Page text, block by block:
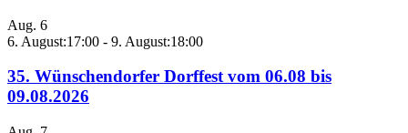
Aug. 6
6. August:17:00 - 9. August:18:00
35. Wünschendorfer Dorffest vom 06.08 bis
09.08.2026